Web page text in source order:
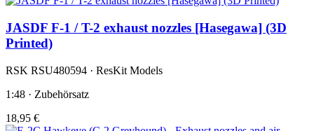
JASDF F-1 / T-2 exhaust nozzles [Hasegawa] (3D
Printed)
RSK RSU480594 · ResKit Models
1:48 · Zubehörsatz
18,95 €